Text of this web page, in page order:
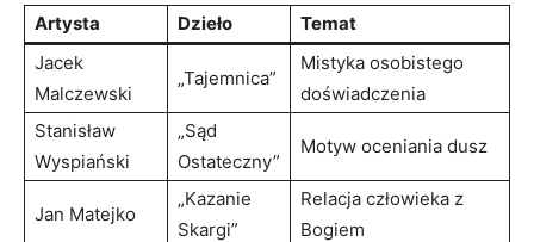
Artysta Dzieło
Temat
Jacek
Malczewski
„Tajemnica”
Mistyka osobistego
doświadczenia
Stanisław
Wyspiański
„Sąd
Ostateczny”
Motyw oceniania dusz
Jan Matejko
„Kazanie
Skargi”
Relacja człowieka z
Bogiem